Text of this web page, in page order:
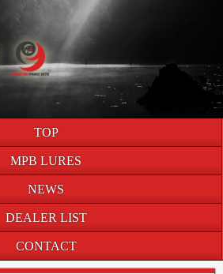
TOP
MPB LURES
NEWS
DEALER LIST
CONTACT